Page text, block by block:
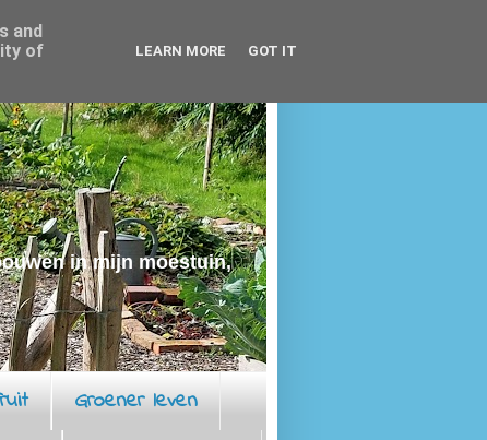
in mijn moestuin,
Groener leven
and
of
LEARN MORE GOT IT